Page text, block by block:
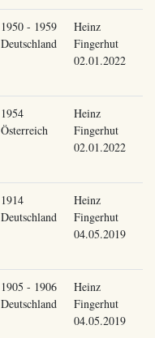
1950 - 1959
Deutschland
Heinz
Fingerhut
02.01.2022
1954
Österreich
Heinz
Fingerhut
02.01.2022
1914
Deutschland
Heinz
Fingerhut
04.05.2019
1905 - 1906
Deutschland
Heinz
Fingerhut
04.05.2019